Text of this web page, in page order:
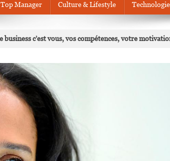
Top Manager Culture & Lifestyle
c’est vous, vos compétences, votre